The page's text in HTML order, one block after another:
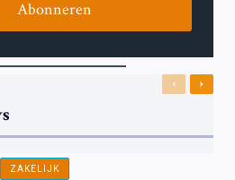
Abonneren
Previous
Next
ZAKELIJK